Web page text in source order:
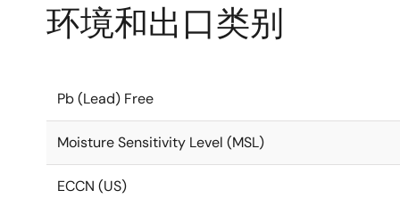
环境和出口类别
Pb (Lead) Free
Moisture Sensitivity Level (MSL)
ECCN (US)